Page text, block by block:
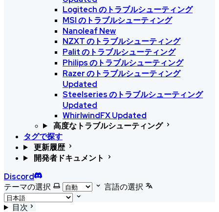
Logitech のトラブルシューティング
MSI のトラブルシューティング
Nanoleaf New
NZXT のトラブルシューティング
Palit のトラブルシューティング
Philips のトラブルシューティング
Razer のトラブルシューティング
Updated
Steelseries のトラブルシューティング
Updated
WhirlwindFXUpdated
高度なトラブルシューティング
タグで探す
更新履歴
開発者ドキュメント
Discord
テーマの選択 言語の選択
目次